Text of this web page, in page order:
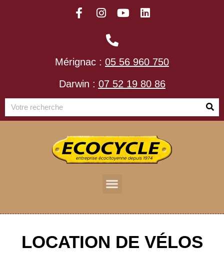
Mérignac : 05 56 960 750
Darwin : 07 52 19 80 86
LOCATION DE VÉLOS